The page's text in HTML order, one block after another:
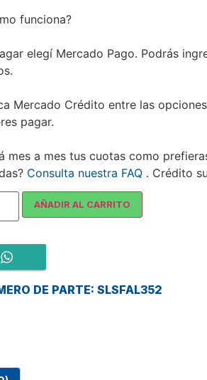
funciona?
elegíMercado Pago. Podrás
Mercado Crédito entre las
pagar.
mes a mes tus cuotas como
Consulta nuestra FAQ. Crédito
AÑADIR AL CARRITO
DE PARTE: SLSFAL352